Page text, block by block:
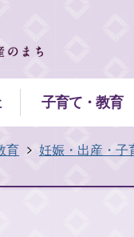
子育て・教育
育 妊娠・出産・子